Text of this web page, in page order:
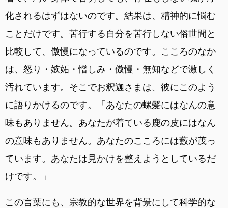
化されるはずはないのです。結果は、精神的に悩む
ことだけです。苦行する自分を苦行しない俗世間と
比較して、傲慢になっているのです。こころのなか
は、怒り・嫉妬・憎しみ・傲慢・無知などで激しく
汚れています。そこでお釈迦さまは、彼にこのよう
に語りかけるのです。「あなたの螺髪にはなんの意
味もありません。あなたが着ている鹿の皮にはなん
の意味もありません。あなたのこころには藪が茂っ
ています。あなたは見かけを整えようとしているだ
けです。」
この言葉にも、宗教的な世界を背景にして科学的な